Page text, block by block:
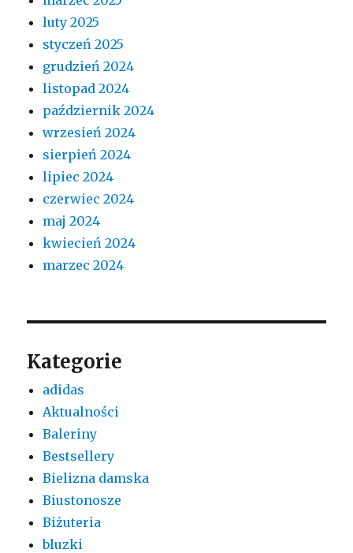
luty 2025
styczeń 2025
grudzień 2024
listopad 2024
październik 2024
wrzesień 2024
sierpień 2024
lipiec 2024
czerwiec 2024
maj 2024
kwiecień 2024
marzec 2024
Kategorie
adidas
Aktualności
Baleriny
Bestsellery
Bielizna damska
Biustonosze
Biżuteria
bluzki